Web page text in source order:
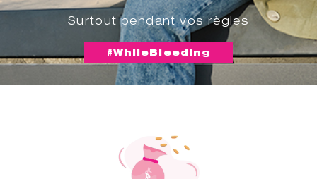
Surtout pendant vos règles
#WhileBleeding